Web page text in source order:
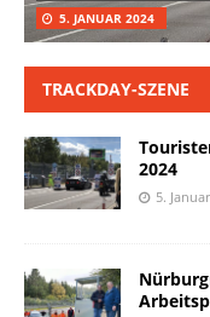
5. JANUAR 2024
TRACKDAY-SZENE
2024
5.